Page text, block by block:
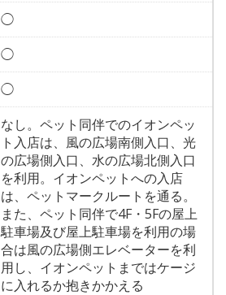
◯
◯
◯
なし。ペット同伴でのイオンペッ
ト入店は、風の広場南側入口、光
の広場側入口、水の広場北側入口
を利用。イオンペットへの入店
は、ペットマークルートを通る。
また、ペット同伴で4F・5Fの屋上
駐車場及び屋上駐車場を利用の場
合は風の広場側エレベーターを利
用し、イオンペットまではケージ
に入れるか抱きかかえる